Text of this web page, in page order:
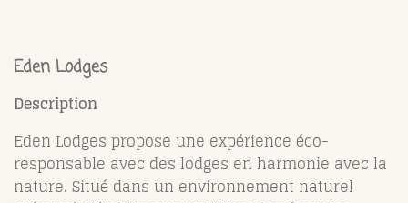
Eden Lodges
Description
Eden Lodges propose une expérience éco-
responsable avec des lodges en harmonie avec la
nature. Situé dans un environnement naturel